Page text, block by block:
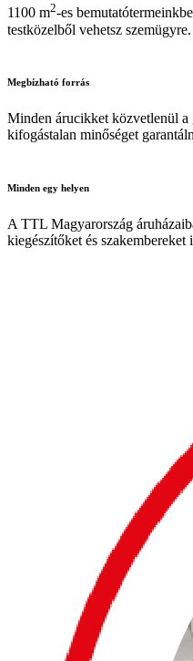
1100 m2-es
testközelből vehetsz szemügyre.
Megbízható forrás
Minden árucikket közvetlenül a
kifogástalan minőséget
Minden egy helyen
A TTL Magyarország
kiegészítőket és szakembereket